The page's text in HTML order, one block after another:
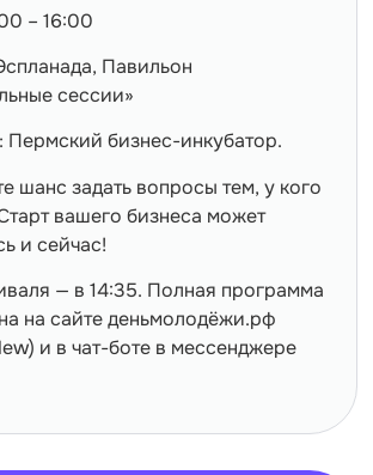
– 16:00
Павильон
сессии»
Пермский бизнес-инкубатор.
шанс задать вопросы тем, у кого
вашего бизнеса может
и сейчас!
— в 14:35. Полная программа
на сайте деньмолодёжи.рф
и в чат-боте в мессенджере